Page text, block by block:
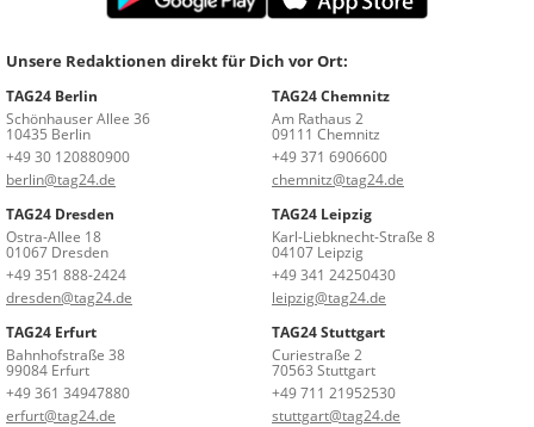
Unsere Redaktionen direkt für Dich vor Ort:
TAG24 Berlin
Schönhauser Allee 36
10435 Berlin
+49 30 120880900
berlin@tag24.de
TAG24 Chemnitz
Am Rathaus 2
09111 Chemnitz
+49 371 6906600
chemnitz@tag24.de
TAG24 Dresden
Ostra-Allee 18
01067 Dresden
+49 351 888-2424
dresden@tag24.de
TAG24 Leipzig
Karl-Liebknecht-Straße 8
04107 Leipzig
+49 341 24250430
leipzig@tag24.de
TAG24 Erfurt
Bahnhofstraße 38
99084 Erfurt
+49 361 34947880
erfurt@tag24.de
TAG24 Stuttgart
Curiestraße 2
70563 Stuttgart
+49 711 21952530
stuttgart@tag24.de